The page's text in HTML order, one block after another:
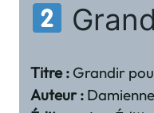
Titre : Grandir
Auteur :